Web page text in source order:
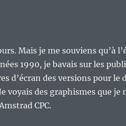
Mais je me souviens qu’à
1990, je bavais sur les
d’écran des versions pour le
voyais des graphismes que je
CPC.